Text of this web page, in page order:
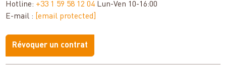
Hotline: +33 1 59 58 12 04 Lun-Ven 10-16:00
E-mail :
[email protected]
Révoquer un contrat